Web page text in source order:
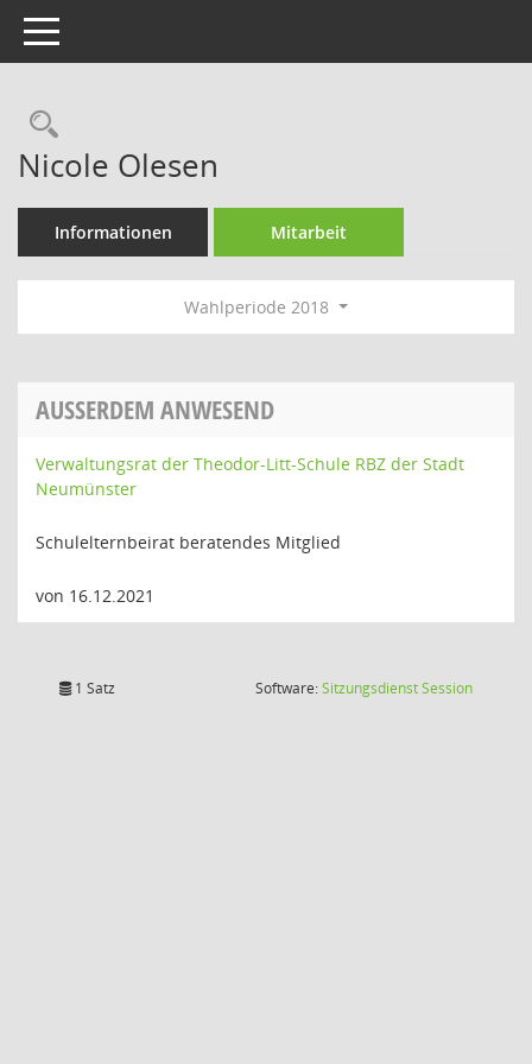
Toggle navigation
Rechercheauswahl
Nicole Olesen
Informationen Mitarbeit
Wahlperiode 2018
AUSSERDEM ANWESEND
Verwaltungsrat der Theodor-Litt-Schule RBZ der Stadt
Neumünster
Schulelternbeirat beratendes Mitglied
von 16.12.2021
1 Satz Software:SitzungsdienstSession(Wird in